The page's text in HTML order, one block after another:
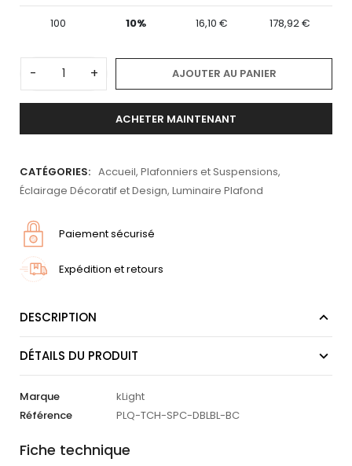
100 10% 16,10 € 178,92 €
- + AJOUTER AU PANIER
ACHETER MAINTENANT
CATÉGORIES: Accueil, Plafonniers et Suspensions,
Éclairage Décoratif et Design, Luminaire Plafond
Paiement sécurisé
Expédition et retours
DESCRIPTION
DÉTAILS DU PRODUIT
Marque
kLight
Référence
PLQ-TCH-SPC-DBLBL-BC
Fiche technique